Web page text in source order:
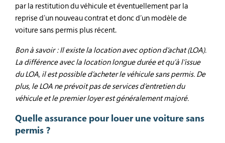
par la restitution du véhicule et éventuellement par la
reprise d’un nouveau contrat et donc d’un modèle de
voiture sans permis plus récent.
Bon à savoir : Il existe la location avec option d’achat (LOA).
La différence avec la location longue durée et qu’à l’issue
du LOA, il est possible d’acheter le véhicule sans permis. De
plus, le LOA ne prévoit pas de services d’entretien du
véhicule et le premier loyer est généralement majoré.
Quelle assurance pour louer une voiture sans
permis ?